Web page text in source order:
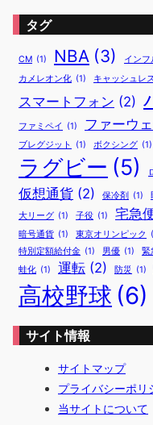
タグ
CM (1) NBA (3) インフ
カメレオン化 (1) キャッシュレ
スマートフォン (2)
ファミペイ (1) ファーウ
ブレグジット (1) ボクシング (1)
ラグビー (5)
仮想通貨 (2) 保冷剤 (1)
大リーグ (1) 子役 (1) 宅急
暗号通貨 (1) 東京オリンピック
特別定額給付金 (1) 男優 (1) 緊
蛙化 (1) 運転 (2) 防災 (1)
高校野球 (6)
サイト情報
サイトマップ
プライバシーポリ
当サイトについて